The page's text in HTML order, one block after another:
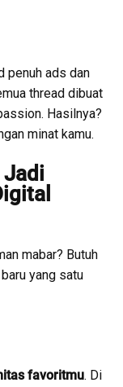
penuh ads dan
thread dibuat
Hasilnya?
minat kamu.
Jadi
mabar? Butuh
yang satu
favoritmu. Di